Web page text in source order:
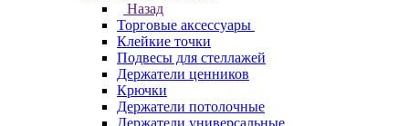
Назад
Торговые аксессуары
Клейкие точки
Подвесы для стеллажей
Держатели ценников
Крючки
Держатели потолочные
Держатели универсальные